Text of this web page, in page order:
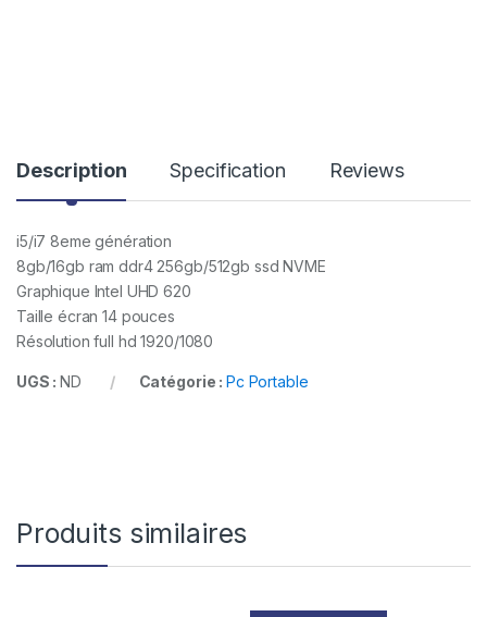
Description Specification Reviews
i5/i7 8eme génération
8gb/16gb ram ddr4 256gb/512gb ssd NVME
Graphique Intel UHD 620
Taille écran 14 pouces
Résolution full hd 1920/1080
UGS :ND Catégorie : Pc Portable
Produits similaires